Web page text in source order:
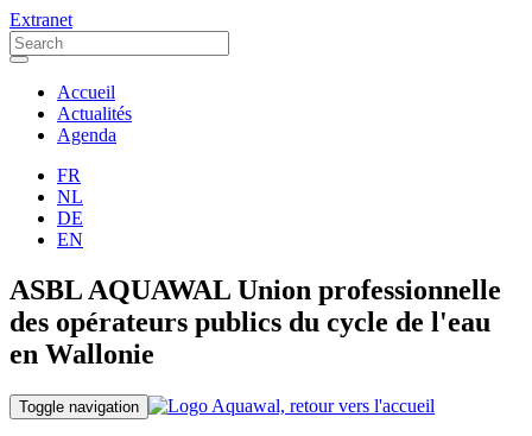
Extranet
Accueil
Actualités
Agenda
FR
NL
DE
EN
ASBL AQUAWAL Union professionnelle
des opérateurs publics du cycle de l'eau
en Wallonie
Toggle navigation